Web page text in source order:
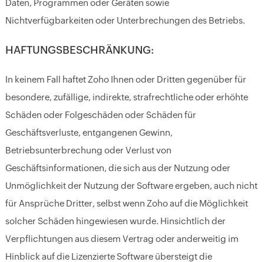
Daten, Programmen oder Geräten sowie
Nichtverfügbarkeiten oder Unterbrechungen des Betriebs.
HAFTUNGSBESCHRÄNKUNG:
In keinem Fall haftet Zoho Ihnen oder Dritten gegenüber für
besondere, zufällige, indirekte, strafrechtliche oder erhöhte
Schäden oder Folgeschäden oder Schäden für
Geschäftsverluste, entgangenen Gewinn,
Betriebsunterbrechung oder Verlust von
Geschäftsinformationen, die sich aus der Nutzung oder
Unmöglichkeit der Nutzung der Software ergeben, auch nicht
für Ansprüche Dritter, selbst wenn Zoho auf die Möglichkeit
solcher Schäden hingewiesen wurde. Hinsichtlich der
Verpflichtungen aus diesem Vertrag oder anderweitig im
Hinblick auf die Lizenzierte Software übersteigt die